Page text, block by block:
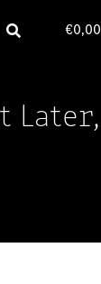
€0,00
Later,